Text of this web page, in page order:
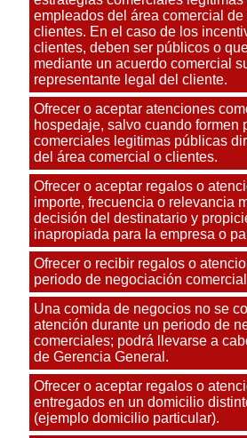
empleados del área comercial
clientes. En el caso de los
clientes, deben ser públicos o
mediante un acuerdo comercial
representante legal del cliente.
Ofrecer o aceptar atenciones
hospedaje, salvo cuando formen
comerciales legitimas públicas
del área comercial o clientes.
Ofrecer o aceptar regalos o
importe, frecuencia o relevancia
decisión del destinatario y
inapropiada para la empresa o
Ofrecer o recibir regalos o
periodo de negociación
Una comida de negocios no se
atención durante un periodo de
comerciales; podrá llevarse a
de Gerencia General.
Ofrecer o aceptar regalos o
entregados en un domicilio
(ejemplo domicilio particular).